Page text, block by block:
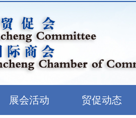
展会活动 贸促动态